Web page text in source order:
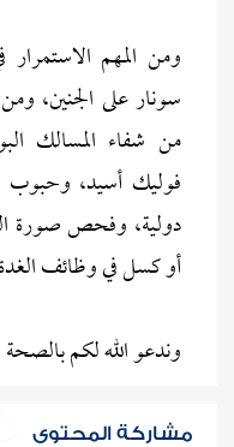
ومن المهم
سونار على الجنين،
من شفاء المسالك
دولية، وفحص صورة
أو كسل في وظائف
وندعو الله لكم بالصحة
مشاركة المحتوى